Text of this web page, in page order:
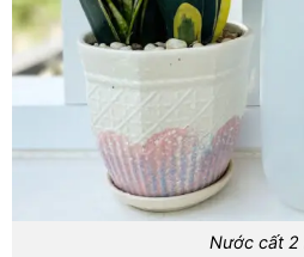
Nước cất 2